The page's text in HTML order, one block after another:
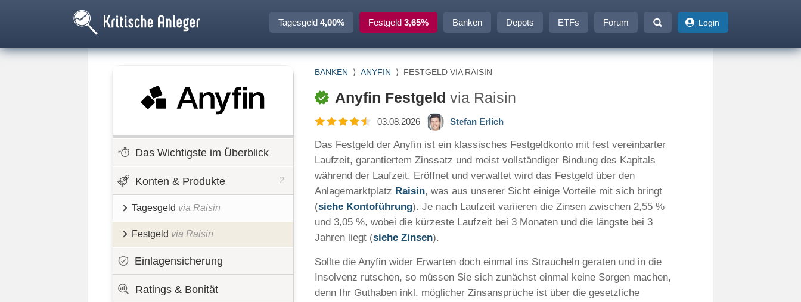
Tagesgeld 4,00% Festgeld 3,65% Banken Depots ETFs Forum Login
Das Wichtigste im Überblick
Konten & Produkte 2
Tagesgeld via Raisin
Festgeld via Raisin
Einlagensicherung
Ratings & Bonität
BANKEN ⟩ ANYFIN ⟩ FESTGELD VIA RAISIN
Anyfin Festgeld via Raisin
03.08.2026 Stefan Erlich
Das Festgeld der Anyfin ist ein klassisches Festgeldkonto mit fest vereinbarter
Laufzeit, garantiertem Zinssatz und meist vollständiger Bindung des Kapitals
während der Laufzeit. Eröffnet und verwaltet wird das Festgeld über den
Anlagemarktplatz Raisin, was aus unserer Sicht einige Vorteile mit sich bringt
(siehe Kontoführung). Je nach Laufzeit variieren die Zinsen zwischen 2,55 %
und 3,05 %, wobei die kürzeste Laufzeit bei 3 Monaten und die längste bei 3
Jahren liegt (siehe Zinsen).
Sollte die Anyfin wider Erwarten doch einmal ins Straucheln geraten und in die
Insolvenz rutschen, so müssen Sie sich zunächst einmal keine Sorgen machen,
denn Ihr Guthaben inkl. möglicher Zinsansprüche ist über die gesetzliche